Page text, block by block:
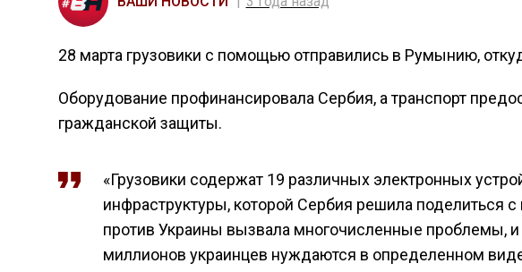
28 марта грузовики с помощью отправились в Румынию,
Оборудование профинансировала Сербия, а транспорт
гражданской защиты.
«Грузовики содержат 19 различных электронных
инфраструктуры, которой Сербия решила поделиться
против Украины вызвала многочисленные проблемы,
миллионов украинцев нуждаются в определенном